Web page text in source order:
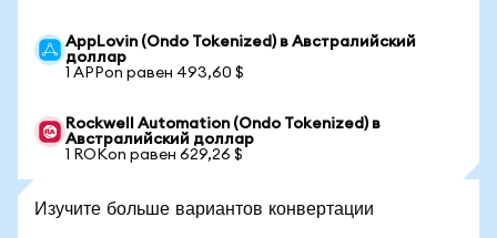
AppLovin (Ondo Tokenized) в Австралийский
доллар
1 APPon равен 493,60 $
Rockwell Automation (Ondo Tokenized) в
Австралийский доллар
1 ROKon равен 629,26 $
Изучите больше вариантов конвертации